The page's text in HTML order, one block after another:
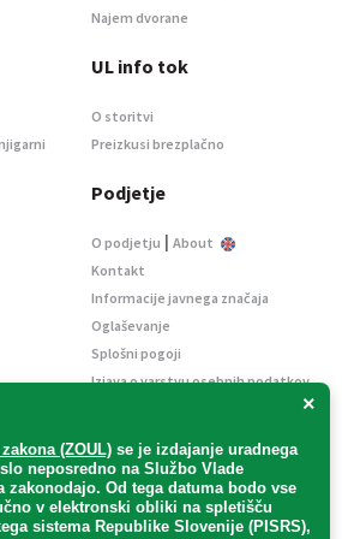
×
(ZOUL) se je izdajanje uradnega
neposredno na Službo Vlade
zakonodajo. Od tega datuma bodo vse
v elektronski obliki na spletišču
sistema Republike Slovenije (PISRS),
Najem dvorane
UL info tok
O storitvi
Preizkusi brezplačno
Podjetje
O podjetju | About
Kontakt
Informacije javnega značaja
Oglaševanje
Splošni pogoji
Izjava o varstvu osebnih podatkov